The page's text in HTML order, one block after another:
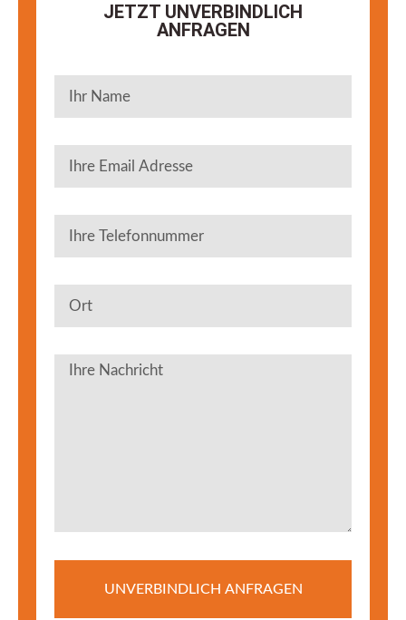
JETZT UNVERBINDLICH
ANFRAGEN
UNVERBINDLICH ANFRAGEN